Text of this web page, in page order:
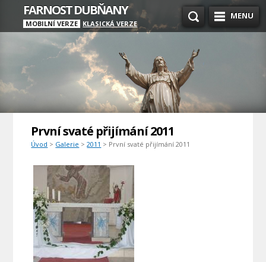
MENU
FARNOST DUBŇANY
MOBILNÍ VERZE KLASICKÁ VERZE
První svaté přijímání 2011
Úvod > Galerie >2011 > První svaté přijímání 2011